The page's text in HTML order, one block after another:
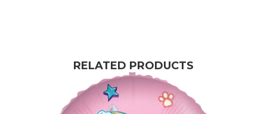
RELATED PRODUCTS